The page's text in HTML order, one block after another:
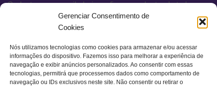
Gerenciar Consentimento de
Cookies
Nós utilizamos tecnologias como cookies para armazenar e/ou acessar
informações do dispositivo. Fazemos isso para melhorar a experiência de
navegação e exibir anúncios personalizados. Ao consentir com essas
tecnologias, permitirá que processemos dados como comportamento de
navegação ou IDs exclusivos neste site. Não consentir ou retirar o
Cadastre seu e-mail abaixo e fique por dentro de todas as
novidades e promoções exclusivas.